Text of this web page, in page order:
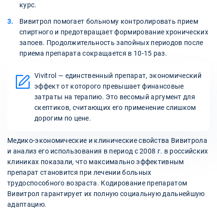
курс.
Вивитрол помогает больному контролировать прием
спиртного и предотвращает формирование хронических
запоев. Продолжительность запойных периодов после
приема препарата сокращается в 10-15 раз.
Vivitrol — единственный препарат, экономический
эффект от которого превышает финансовые
затраты на терапию. Это весомый аргумент для
скептиков, считающих его применение слишком
дорогим по цене.
Медико-экономические и клинические свойства Вивитрола
и анализ его использования в период с 2008 г. в российских
клиниках показали, что максимально эффективным
препарат становится при лечении больных
трудоспособного возраста. Кодирование препаратом
Вивитрол гарантирует их полную социальную дальнейшую
адаптацию.